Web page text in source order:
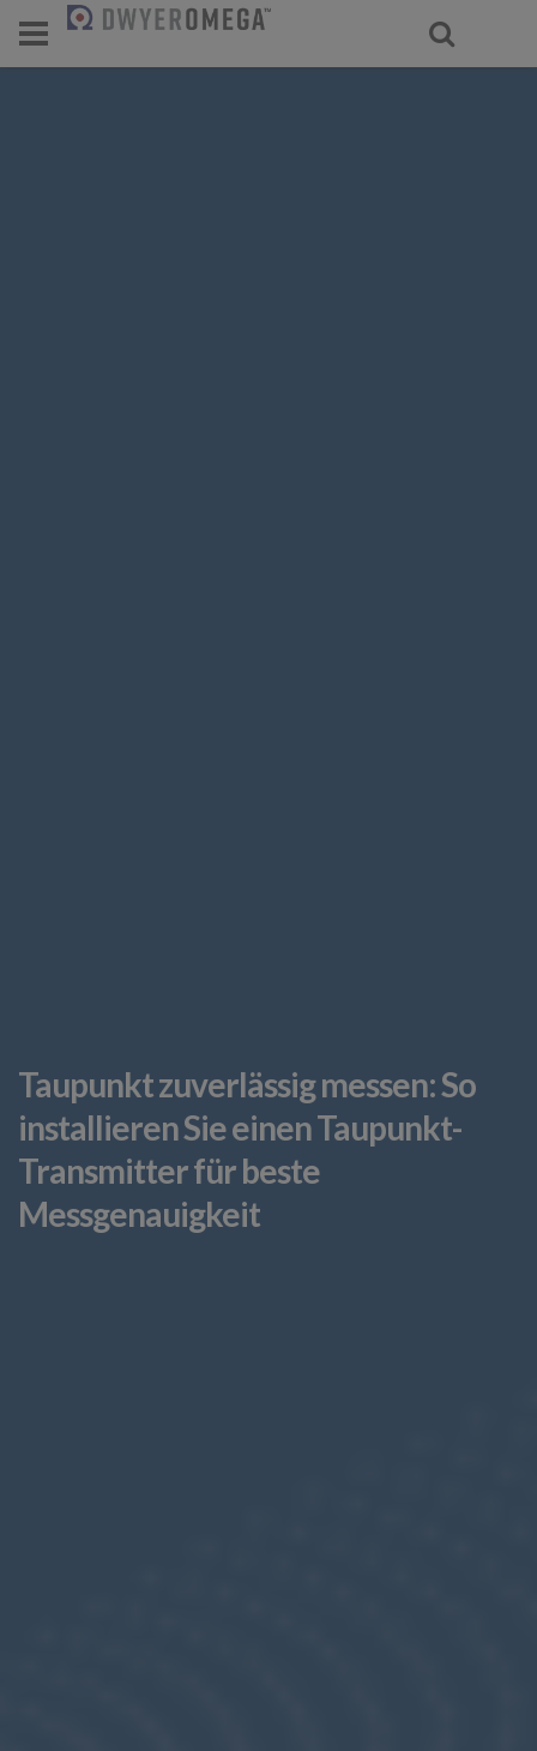
Taupunkt zuverlässig messen: So
installieren Sie einen Taupunkt-
Transmitter für beste
Messgenauigkeit